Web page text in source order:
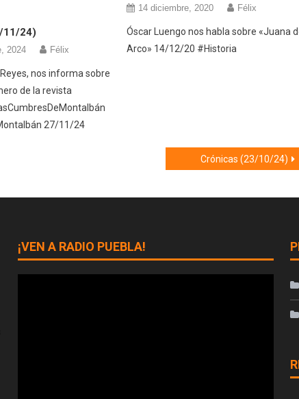
11/24)
2024 Félix
nos informa sobre
de la revista
27/11/24
14 diciembre, 2020 Félix
Óscar Luengo nos habla sobre «Juana
Arco» 14/12/20 #Historia
Crónicas (23/10/24)
¡VEN A RADIO PUEBLA!